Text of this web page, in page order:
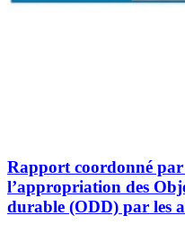
Rapport coordonné
l’appropriation des
durable (ODD) par les